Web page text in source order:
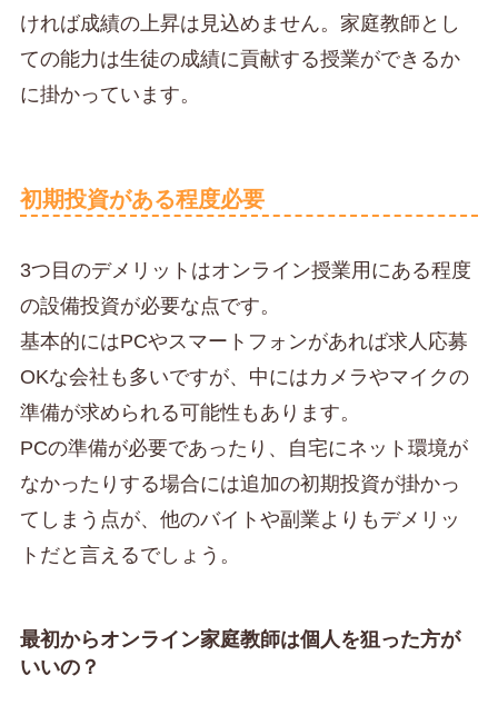
ければ成績の上昇は見込めません。家庭教師とし
ての能力は生徒の成績に貢献する授業ができるか
に掛かっています。
初期投資がある程度必要
3つ目のデメリットはオンライン授業用にある程度
の設備投資が必要な点です。
基本的にはPCやスマートフォンがあれば求人応募
OKな会社も多いですが、中にはカメラやマイクの
準備が求められる可能性もあります。
PCの準備が必要であったり、自宅にネット環境が
なかったりする場合には追加の初期投資が掛かっ
てしまう点が、他のバイトや副業よりもデメリッ
トだと言えるでしょう。
最初からオンライン家庭教師は個人を狙った方が
いいの？